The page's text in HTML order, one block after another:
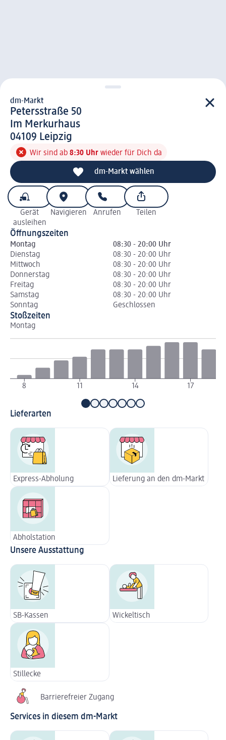
d m-Markt
dm-Markt
Petersstraße 50
Im Merkurhaus
0 4 1 0 9
04109 Leipzig
Wir sind ab 8:30 Uhr wieder für Dich da
dm-Markt wählen
Gerät
ausleihen
Navigieren Anrufen Teilen
Öffnungszeiten
Montag
08:30 - 20:00 Uhr
Dienstag
08:30 - 20:00 Uhr
Mittwoch
08:30 - 20:00 Uhr
Donnerstag
08:30 - 20:00 Uhr
Freitag
08:30 - 20:00 Uhr
Samstag
08:30 - 20:00 Uhr
Sonntag
Geschlossen
Stoßzeiten
Montag
8 11 14 17
Lieferarten
Express-Abholung Lieferung an den dm-Markt
Abholstation
Unsere Ausstattung
SB-Kassen Wickeltisch
Stillecke
Barrierefreier Zugang
Services in diesem dm-Markt